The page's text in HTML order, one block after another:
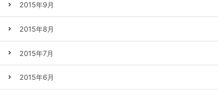
2015年9月
2015年8月
2015年7月
2015年6月